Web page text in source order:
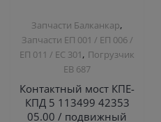
Запчасти Балканкар,
Запчасти ЕП 001 / ЕП 006 /
ЕП 011 / ЕС 301, Погрузчик
ЕВ 687
Контактный мост КПЕ-
КПД 5 113499 42353
05.00 / подвижный